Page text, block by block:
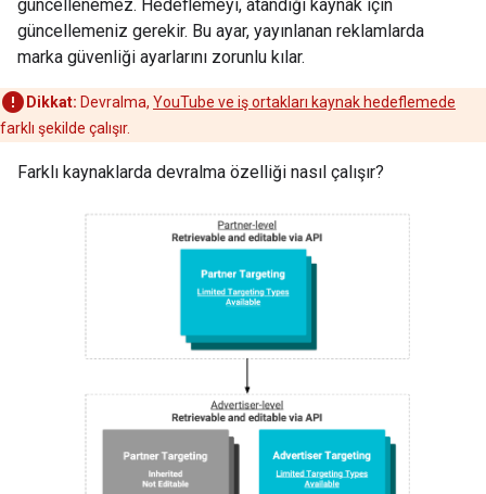
güncellenemez. Hedeflemeyi, atandığı kaynak için
güncellemeniz gerekir. Bu ayar, yayınlanan reklamlarda
marka güvenliği ayarlarını zorunlu kılar.
Dikkat: Devralma, YouTube ve iş ortakları kaynak hedeflemede
farklı şekilde çalışır.
Farklı kaynaklarda devralma özelliği nasıl çalışır?